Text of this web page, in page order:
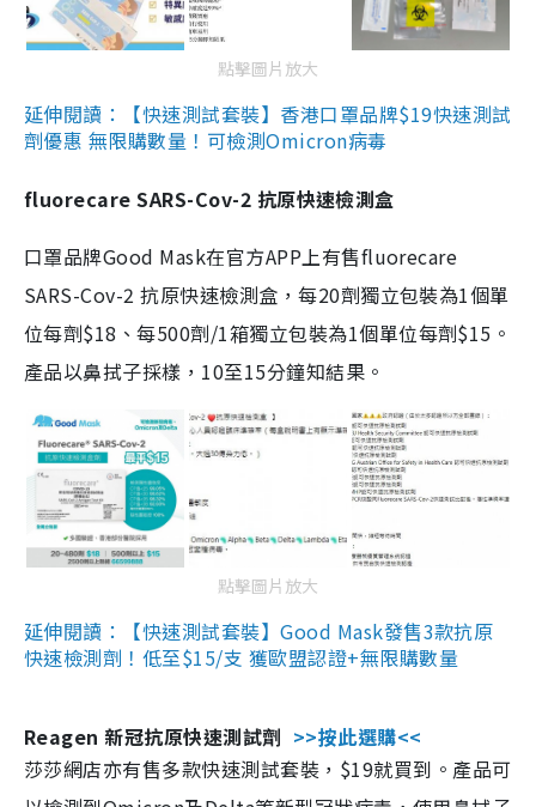
點擊圖片放大
延伸閱讀：【快速測試套裝】香港口罩品牌$19快速測試
劑優惠 無限購數量！可檢測Omicron病毒
fluorecare SARS-Cov-2 抗原快速檢測盒
口罩品牌Good Mask在官方APP上有售fluorecare
SARS-Cov-2 抗原快速檢測盒，每20劑獨立包裝為1個單
位每劑$18、每500劑/1箱獨立包裝為1個單位每劑$15。
產品以鼻拭子採樣，10至15分鐘知結果。
點擊圖片放大
延伸閱讀：【快速測試套裝】Good Mask發售3款抗原
快速檢測劑！低至$15/支 獲歐盟認證+無限購數量
Reagen 新冠抗原快速測試劑 >>按此選購<<
莎莎網店亦有售多款快速測試套裝，$19就買到。產品可